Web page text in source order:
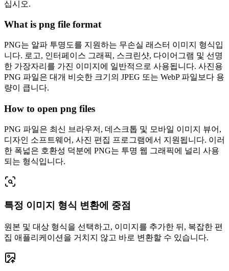
십시오.
What is png file format
PNG는 알파 투명도를 지원하는 무손실 래스터 이미지 형식입
니다. 로고, 인터페이스 그래픽, 스크린샷, 다이어그램 및 선명
한 가장자리를 가진 이미지에 일반적으로 사용됩니다. 사진용
PNG 파일은 대개 비슷한 크기의 JPEG 또는 WebP 파일보다 용
량이 큽니다.
How to open png files
PNG 파일은 최신 브라우저, 데스크톱 및 모바일 이미지 뷰어,
디자인 소프트웨어, 사진 편집 프로그램에서 지원됩니다. 이러
한 폭넓은 호환성 덕분에 PNG는 투명 웹 그래픽에 널리 사용
되는 형식입니다.
특정 이미지 형식 변환에 중점
원본 및 대상 형식을 선택하고, 이미지를 추가한 뒤, 복잡한 편
집 애플리케이션을 거치지 않고 바로 변환할 수 있습니다.